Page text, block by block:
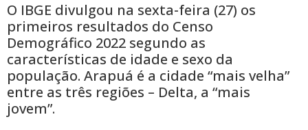
O IBGE divulgou na sexta-feira (27) os
primeiros resultados do Censo
Demográfico 2022 segundo as
características de idade e sexo da
população. Arapuá é a cidade “mais velha”
entre as três regiões – Delta, a “mais
jovem”.